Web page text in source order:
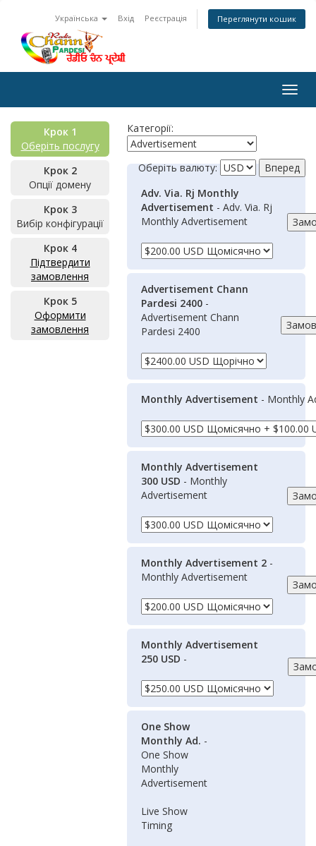
Українська Вхід Реєстрація Переглянути кошик
Крок 1
Оберіть послугу
Крок 2
Опції домену
Крок 3
Вибір конфігурації
Крок 4
Підтвердити
замовлення
Крок 5
Оформити
замовлення
Категорії:
Оберіть валюту:
Adv. Via. Rj Monthly
Advertisement - Adv. Via. Rj
Monthly Advertisement
Advertisement Chann
Pardesi 2400 -
Advertisement Chann
Pardesi 2400
Monthly Advertisement - Monthly
Monthly Advertisement
300 USD - Monthly
Advertisement
Monthly Advertisement 2 -
Monthly Advertisement
Monthly Advertisement
250 USD -
One Show
Monthly Ad. -
One Show
Monthly
Advertisement
Live Show
Timing